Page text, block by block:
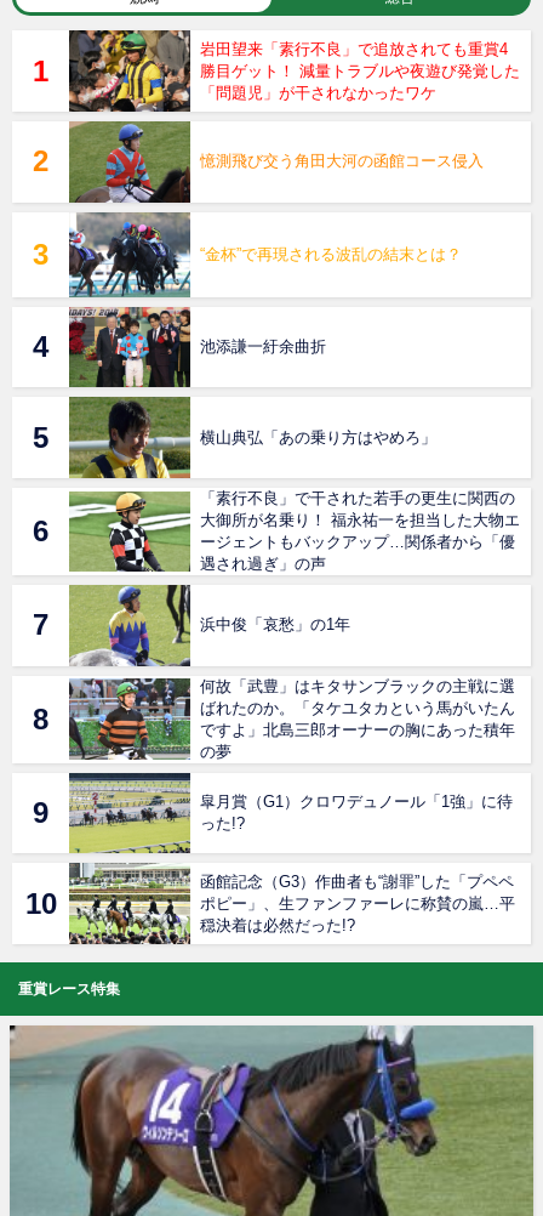
岩田望来「素行不良」で追放されても重賞4
勝目ゲット！ 減量トラブルや夜遊び発覚した
「問題児」が干されなかったワケ
憶測飛び交う角田大河の函館コース侵入
“金杯”で再現される波乱の結末とは？
池添謙一紆余曲折
横山典弘「あの乗り方はやめろ」
「素行不良」で干された若手の更生に関西の
大御所が名乗り！ 福永祐一を担当した大物エ
ージェントもバックアップ…関係者から「優
遇され過ぎ」の声
浜中俊「哀愁」の1年
何故「武豊」はキタサンブラックの主戦に選
ばれたのか。「タケユタカという馬がいたん
ですよ」北島三郎オーナーの胸にあった積年
の夢
皐月賞（G1）クロワデュノール「1強」に待
った!?
函館記念（G3）作曲者も“謝罪”した「プペペ
ポピー」、生ファンファーレに称賛の嵐…平
穏決着は必然だった!?
重賞レース特集